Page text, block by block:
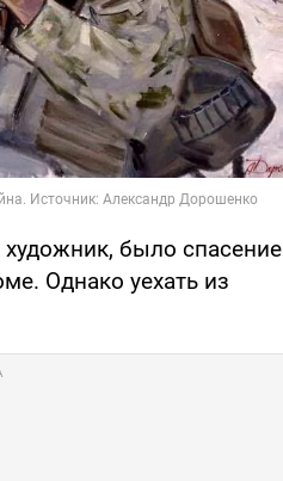
было спасение
Однако уехать из